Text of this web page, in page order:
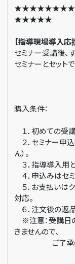
★★★★★
【指導現場導入応
セミナー受講後、
セミナーとセット
購
１．初めての受
２．セミナー申
ん）。
３．指導導入用
４．申込みはセ
５．お支払いは
対応。
６．注文後の返
※注意：受講日
きませんので、
ご了承のう